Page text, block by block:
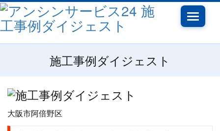
Toggle
施工事例ダイジェスト
大阪市阿倍野区